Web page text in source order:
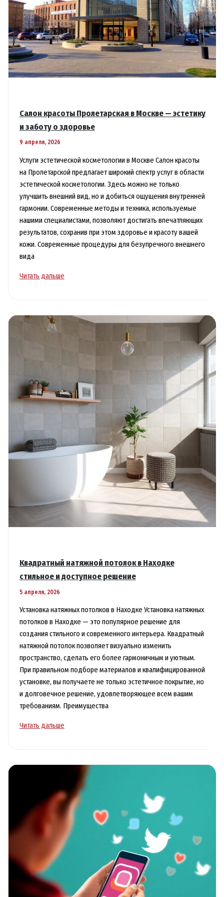
Салон красоты Пролетарская в Москве — эстетику
и заботу о здоровье
9 апреля, 2026
Услуги эстетической косметологии в Москве Салон красоты
на Пролетарской предлагает широкий спектр услуг в области
эстетической косметологии. Здесь можно не только
улучшить внешний вид, но и добиться ощущения внутренней
гармонии. Современные методы и техника, используемые
нашими специалистами, позволяют достигать впечатляющих
результатов, сохранив при этом здоровье и красоту вашей
кожи. Современные процедуры для безупречного внешнего
вида
Салон
Москве
о
здоровье
Читать дальше
Квадратный натяжной потолок в Находке
стильное и доступное решение
5 апреля, 2026
Установка натяжных потолков в Находке Установка натяжных
потолков в Находке — это популярное решение для
создания стильного и современного интерьера. Квадратный
натяжной потолок позволяет визуально изменить
пространство, сделать его более гармоничным и уютным.
При правильном подборе материалов и квалифицированной
установке, вы получаете не только эстетичное покрытие, но
и долговечное решение, удовлетворяющее всем вашим
требованиям. Преимущества
Квадратный
доступное
решение
Читать дальше